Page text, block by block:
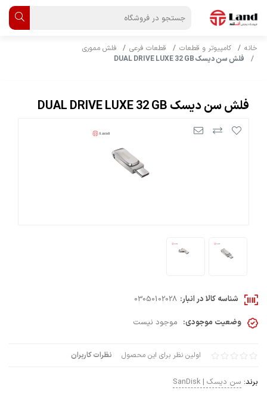
خانه کامپیوتر و قطعات قطعات فرعی
فلش مموری
فلش سن دیسک DUAL DRIVE LUXE 32 GB
فلش سن دیسک DUAL DRIVE LUXE 32 GB
اولین نظر برای این محصول نظرات کاربران
برند: سن دیسک | SanDisk
شناسه کالا در انبار: 03050102028
وضعیت موجودی: موجود نیست